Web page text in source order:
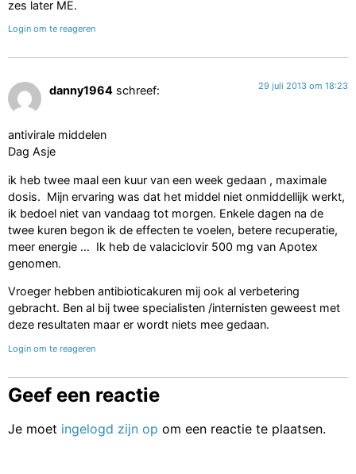
zes later ME.
Login om te reageren
danny1964 schreef: 29 juli 2013 om 18:23
antivirale middelen
Dag Asje
ik heb twee maal een kuur van een week gedaan , maximale
dosis. Mijn ervaring was dat het middel niet onmiddellijk werkt,
ik bedoel niet van vandaag tot morgen. Enkele dagen na de
twee kuren begon ik de effecten te voelen, betere recuperatie,
meer energie … Ik heb de valaciclovir 500 mg van Apotex
genomen.
Vroeger hebben antibioticakuren mij ook al verbetering
gebracht. Ben al bij twee specialisten /internisten geweest met
deze resultaten maar er wordt niets mee gedaan.
Login om te reageren
Geef een reactie
Je moet ingelogd zijn op om een reactie te plaatsen.